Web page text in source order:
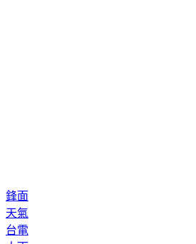
鋒面
天氣
台電